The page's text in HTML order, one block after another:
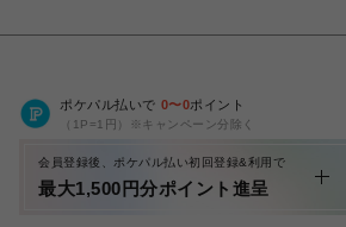
ポケパル払いで 0〜0ポイント
（1P=1円）※キャンペーン分除く
会員登録後、ポケパル払い初回登録&利用で
最大1,500円分ポイント進呈